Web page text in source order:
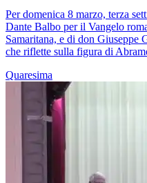
Per domenica 8 marzo, terza
Dante Balbo per il Vangelo
Samaritana, e di don Giuseppe
che riflette sulla figura di
Quaresima